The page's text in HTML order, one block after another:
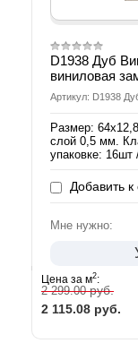
D1938 Дуб
виниловая
Артикул: D1938
Размер:
слой 0,5 мм.
упаковке: 16шт
Добавить
Мне нужно:
Цена за м2:
2 299.00руб.
2 115.08 руб.